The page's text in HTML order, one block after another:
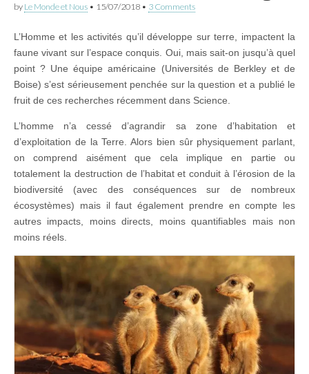
by Le Monde et Nous • 15/07/2018 • 3 Comments
L’Homme et les activités qu’il développe sur terre, impactent la
faune vivant sur l’espace conquis. Oui, mais sait-on jusqu’à quel
point ? Une équipe américaine (Universités de Berkley et de
Boise) s’est sérieusement penchée sur la question et a publié le
fruit de ces recherches récemment dans Science.
L’homme n’a cessé d’agrandir sa zone d’habitation et
d’exploitation de la Terre. Alors bien sûr physiquement parlant,
on comprend aisément que cela implique en partie ou
totalement la destruction de l’habitat et conduit à l’érosion de la
biodiversité (avec des conséquences sur de nombreux
écosystèmes) mais il faut également prendre en compte les
autres impacts, moins directs, moins quantifiables mais non
moins réels.